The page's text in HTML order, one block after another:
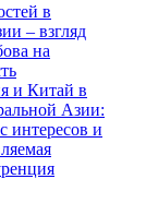
в
– взгляд
на
и Китай в
Азии:
интересов и